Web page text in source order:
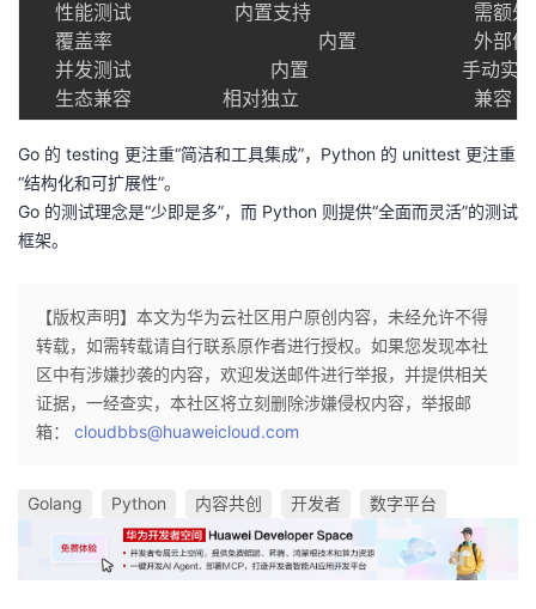
  性能测试    	 内置支持  			 需额外工具
  覆盖率 				内置    		 外部依赖
  并发测试    		内置    			手动实现
Go 的 testing 更注重“简洁和工具集成”，Python 的 unittest 更注重
“结构化和可扩展性”。
Go 的测试理念是“少即是多”，而 Python 则提供“全面而灵活”的测试
框架。
【版权声明】本文为华为云社区用户原创内容，未经允许不得
转载，如需转载请自行联系原作者进行授权。如果您发现本社
区中有涉嫌抄袭的内容，欢迎发送邮件进行举报，并提供相关
证据，一经查实，本社区将立刻删除涉嫌侵权内容，举报邮
箱： cloudbbs@huaweicloud.com
Golang Python 内容共创 开发者 数字平台